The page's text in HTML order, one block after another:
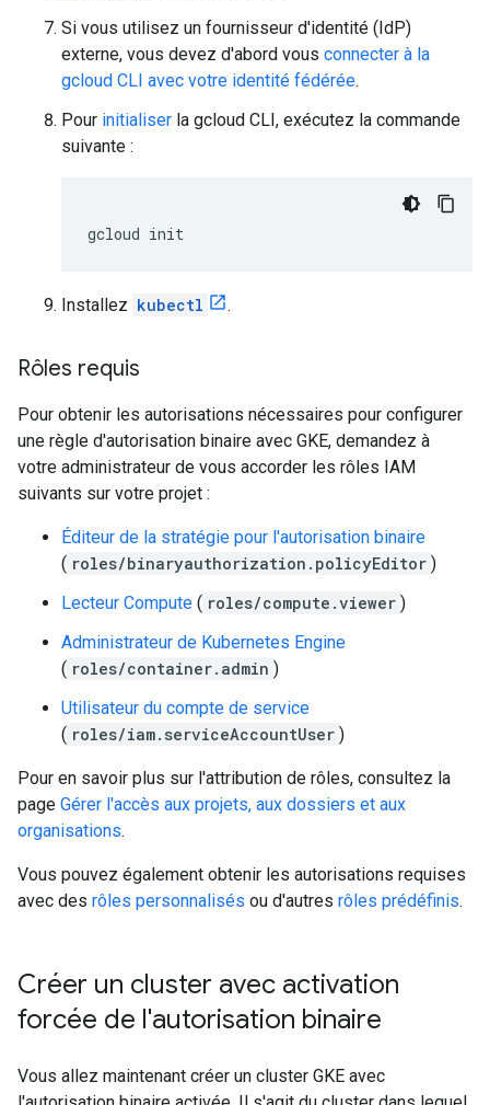
Si vous utilisez un fournisseur d'identité (IdP)
externe, vous devez d'abord vous connecter à la
gcloud CLI avec votre identité fédérée.
Pour initialiser la gcloud CLI, exécutez la commande
suivante :
gcloud init
Installez kubectl .
Rôles requis
Pour obtenir les autorisations nécessaires pour configurer
une règle d'autorisation binaire avec GKE, demandez à
votre administrateur de vous accorder les rôles IAM
suivants sur votre projet :
Éditeur de la stratégie pour l'autorisation binaire
( roles/binaryauthorization.policyEditor )
Lecteur Compute ( roles/compute.viewer )
Administrateur de Kubernetes Engine
( roles/container.admin )
Utilisateur du compte de service
( roles/iam.serviceAccountUser )
Pour en savoir plus sur l'attribution de rôles, consultez la
page Gérer l'accès aux projets, aux dossiers et aux
organisations.
Vous pouvez également obtenir les autorisations requises
avec des rôles personnalisés ou d'autres rôles prédéfinis.
Créer un cluster avec activation
forcée de l'autorisation binaire
Vous allez maintenant créer un cluster GKE avec